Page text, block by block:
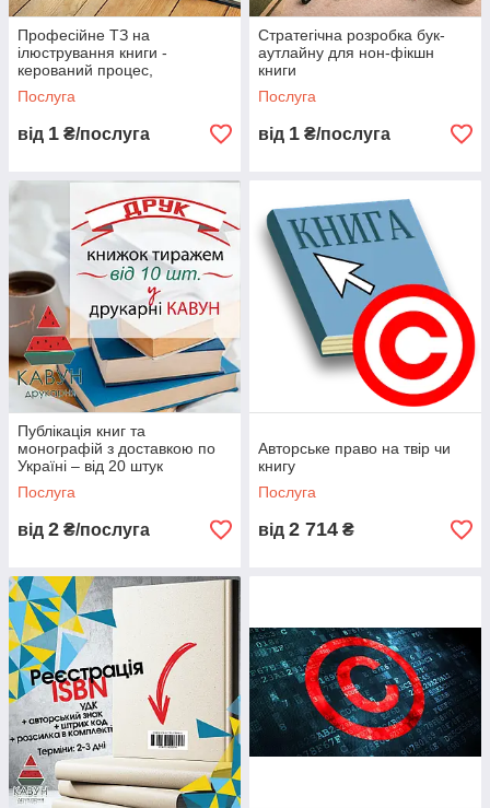
Професійне ТЗ на
ілюстрування книги -
керований процес,
зрозумілий результат, мінімум
правок
Послуга
від 1 ₴/послуга
Стратегічна розробка бук-
аутлайну для нон-фікшн
книги
Послуга
від 1 ₴/послуга
Публікація книг та
монографій з доставкою по
Україні – від 20 штук
Послуга
від 2 ₴/послуга
Авторське право на твір чи
книгу
Послуга
від 2 714 ₴